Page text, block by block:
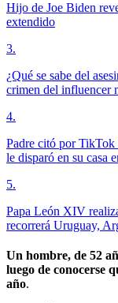
Hijo de Joe Biden
extendido
3.
¿Qué se sabe del
crimen del influencer
4.
Padre citó por TikTok
le disparó en su casa
5.
Papa León XIV
recorrerá Uruguay,
Un hombre, de 52
luego de conocerse
año.